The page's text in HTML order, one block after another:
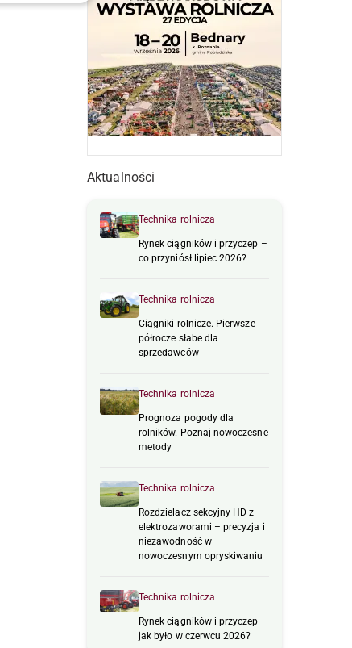
Aktualności
Technika rolnicza
Rynek ciągników i przyczep –
co przyniósł lipiec 2026?
Technika rolnicza
Ciągniki rolnicze. Pierwsze
półrocze słabe dla
sprzedawców
Technika rolnicza
Prognoza pogody dla
rolników. Poznaj nowoczesne
metody
Technika rolnicza
Rozdzielacz sekcyjny HD z
elektrozaworami – precyzja i
niezawodność w
nowoczesnym opryskiwaniu
Technika rolnicza
Rynek ciągników i przyczep –
jak było w czerwcu 2026?